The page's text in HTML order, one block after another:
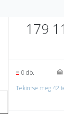
179
0 db.
Tekintse meg 42